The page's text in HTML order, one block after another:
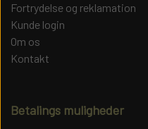
Fortrydelse og reklamation
Kunde login
Om os
Kontakt
Betalings muligheder